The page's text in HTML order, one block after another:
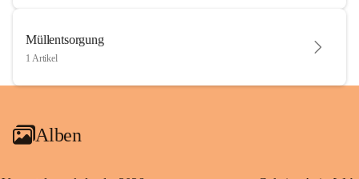
Müllentsorgung
1 Artikel
Alben